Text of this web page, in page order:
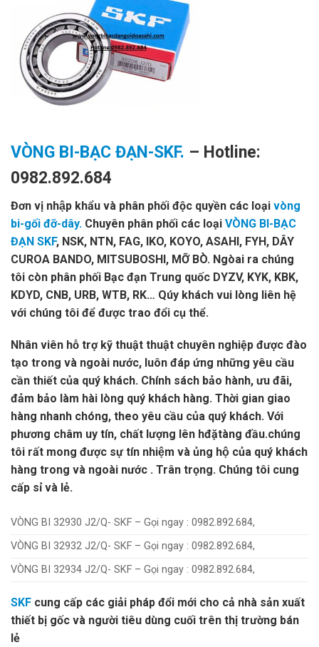
VÒNG BI-BẠC ĐẠN-SKF. – Hotline:
0982.892.684
Đơn vị nhập khẩu và phân phối độc quyền các loại vòng
bi-gối đỡ-dây. Chuyên phân phối các loại VÒNG BI-BẠC
ĐẠN SKF, NSK, NTN, FAG, IKO, KOYO, ASAHI, FYH, DÂY
CUROA BANDO, MITSUBOSHI, MỠ BÒ. Ngòai ra chúng
tôi còn phân phối Bạc đạn Trung quốc DYZV, KYK, KBK,
KDYD, CNB, URB, WTB, RK… Qúy khách vui lòng liên hệ
với chúng tôi để được trao đổi cụ thể.
Nhân viên hỗ trợ kỹ thuật thuật chuyên nghiệp được đào
tạo trong và ngoài nước, luôn đáp ứng những yêu cầu
cần thiết của quý khách. Chính sách bảo hành, ưu đãi,
đảm bảo làm hài lòng quý khách hàng. Thời gian giao
hàng nhanh chóng, theo yêu cầu của quý khách. Với
phương châm uy tín, chất lượng lên hđặtàng đầu.chúng
tôi rất mong được sự tín nhiệm và ủng hộ của quý khách
hàng trong và ngoài nước . Trân trọng. Chúng tôi cung
cấp sỉ và lẻ.
VÒNG BI 32930 J2/Q- SKF – Gọi ngay : 0982.892.684,
VÒNG BI 32932 J2/Q- SKF – Gọi ngay : 0982.892.684,
VÒNG BI 32934 J2/Q- SKF – Gọi ngay : 0982.892.684,
SKF cung cấp các giải pháp đổi mới cho cả nhà sản xuất
thiết bị gốc và người tiêu dùng cuối trên thị trường bán
lẻ